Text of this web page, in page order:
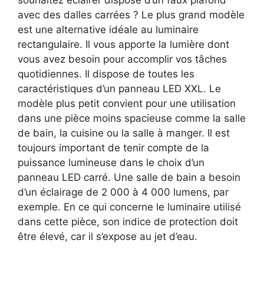
avec des dalles carrées ? Le plus grand modèle
est une alternative idéale au luminaire
rectangulaire. Il vous apporte la lumière dont
vous avez besoin pour accomplir vos tâches
quotidiennes. Il dispose de toutes les
caractéristiques d’un panneau LED XXL. Le
modèle plus petit convient pour une utilisation
dans une pièce moins spacieuse comme la salle
de bain, la cuisine ou la salle à manger. Il est
toujours important de tenir compte de la
puissance lumineuse dans le choix d’un
panneau LED carré. Une salle de bain a besoin
d’un éclairage de 2 000 à 4 000 lumens, par
exemple. En ce qui concerne le luminaire utilisé
dans cette pièce, son indice de protection doit
être élevé, car il s’expose au jet d’eau.